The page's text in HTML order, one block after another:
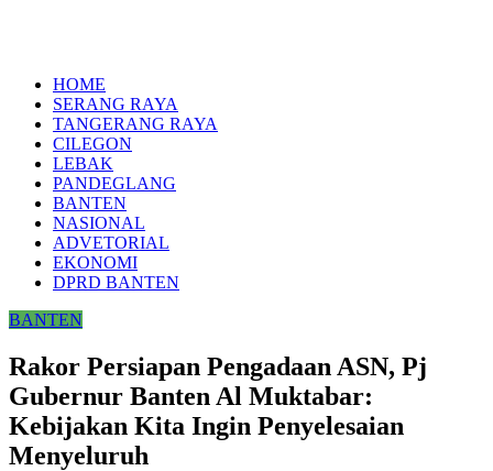
HOME
SERANG RAYA
TANGERANG RAYA
CILEGON
LEBAK
PANDEGLANG
BANTEN
NASIONAL
ADVETORIAL
EKONOMI
DPRD BANTEN
BANTEN
Rakor Persiapan Pengadaan ASN, Pj
Gubernur Banten Al Muktabar:
Kebijakan Kita Ingin Penyelesaian
Menyeluruh